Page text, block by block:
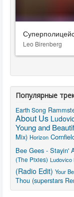
Leo Birenberg
Популярные
Earth Song
About Us
Young and
Mix) Horizon
Bee Gees - Stayin'
(The Pixies) Ludovico
(Radio Edit) Your
Thou (superstars